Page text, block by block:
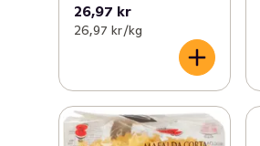
26,97 kr
26,97 kr /kg